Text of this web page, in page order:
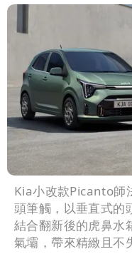
Kia小改款Picanto師
頭筆觸，以垂直式的
結合翻新後的虎鼻水
氣壩，帶來精緻且不